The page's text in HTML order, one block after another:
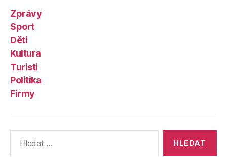
Zprávy
Sport
Děti
Kultura
Turisti
Politika
Firmy
vyhledávání: